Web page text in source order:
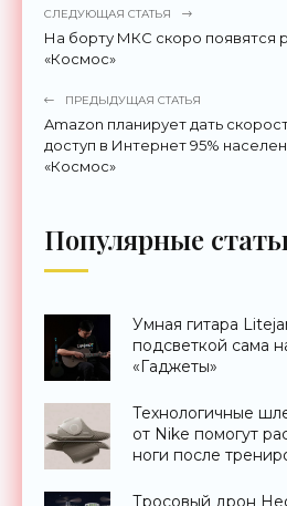
СЛЕДУЮЩАЯ СТАТЬЯ
На борту МКС скоро появятся
«Космос»
ПРЕДЫДУЩАЯ СТАТЬЯ
Amazon планирует дать
доступ в Интернет 95%
«Космос»
Популярные
Умная гитара
подсветкой сама
«Гаджеты»
Технологичные
от Nike помогут
ноги после
Тросовый дрон